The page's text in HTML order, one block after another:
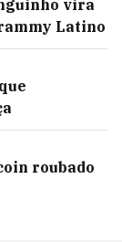
vira
Latino
roubado